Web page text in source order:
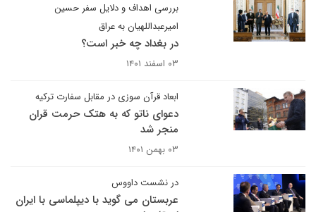
بررسی اهداف و دلایل سفر حسین
امیرعبداللهیان به عراق
در بغداد چه خبر است؟
۰۳ اسفند ۱۴۰۱
ابعاد قرآن سوزی در مقابل سفارت ترکیه
دعوای ناتو که به هتک حرمت قران
منجر شد
۰۳ بهمن ۱۴۰۱
در نشست داووس
عربستان می گوید با دیپلماسی با ایران